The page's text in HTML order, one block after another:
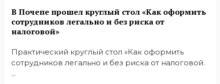
В Почепе прошел круглый стол «Как оформить
сотрудников легально и без риска от
налоговой»
Практический круглый стол «Как оформить
сотрудников легально и без риска от налоговой.
...